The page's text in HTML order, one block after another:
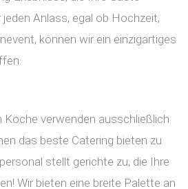
Anlass, egal ob Hochzeit,
können wir ein einzigartiges
Köche verwenden ausschließlich
das beste Catering bieten zu
stellt gerichte zu, die Ihre
Wir bieten eine breite Palette an